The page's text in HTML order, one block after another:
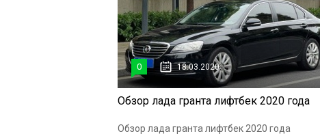
0 18.03.2020
Обзор лада гранта лифтбек 2020 года
Обзор лада гранта лифтбек 2020 года